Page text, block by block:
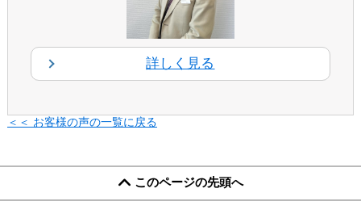
詳しく見る
＜＜ お客様の声の一覧に戻る
このページの先頭へ